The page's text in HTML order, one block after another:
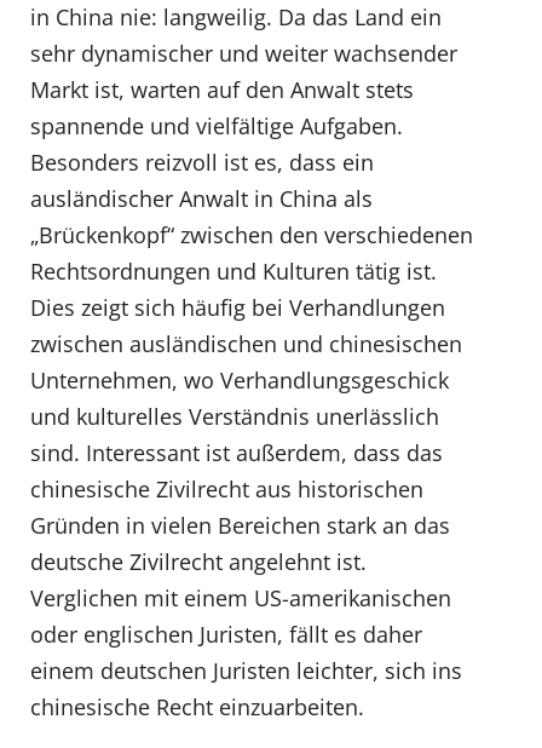
in China nie: langweilig. Da das Land ein
sehr dynamischer und weiter wachsender
Markt ist, warten auf den Anwalt stets
spannende und vielfältige Aufgaben.
Besonders reizvoll ist es, dass ein
ausländischer Anwalt in China als
„Brückenkopf“ zwischen den verschiedenen
Rechtsordnungen und Kulturen tätig ist.
Dies zeigt sich häufig bei Verhandlungen
zwischen ausländischen und chinesischen
Unternehmen, wo Verhandlungsgeschick
und kulturelles Verständnis unerlässlich
sind. Interessant ist außerdem, dass das
chinesische Zivilrecht aus historischen
Gründen in vielen Bereichen stark an das
deutsche Zivilrecht angelehnt ist.
Verglichen mit einem US-amerikanischen
oder englischen Juristen, fällt es daher
einem deutschen Juristen leichter, sich ins
chinesische Recht einzuarbeiten.